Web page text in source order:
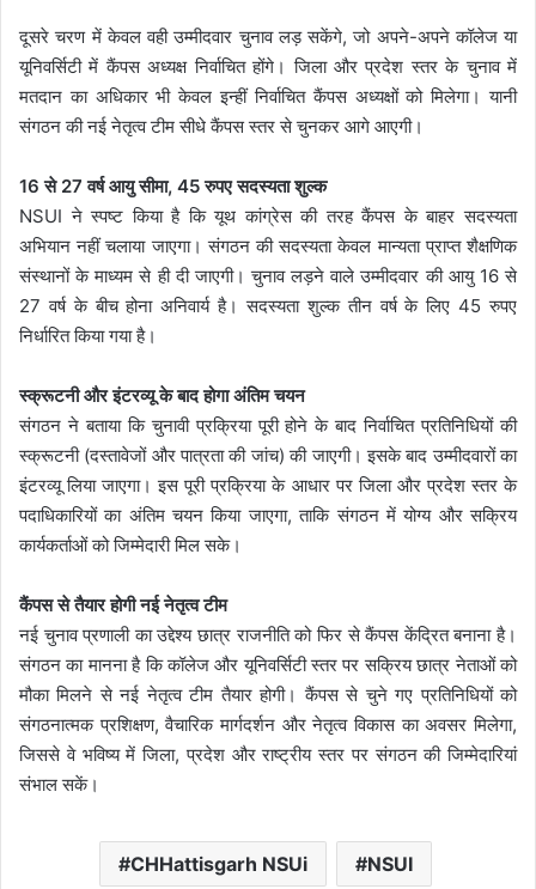
दूसरे चरण में केवल वही उम्मीदवार चुनाव लड़ सकेंगे, जो अपने-अपने कॉलेज या
यूनिवर्सिटी में कैंपस अध्यक्ष निर्वाचित होंगे। जिला और प्रदेश स्तर के चुनाव में
मतदान का अधिकार भी केवल इन्हीं निर्वाचित कैंपस अध्यक्षों को मिलेगा। यानी
संगठन की नई नेतृत्व टीम सीधे कैंपस स्तर से चुनकर आगे आएगी।
16 से 27 वर्ष आयु सीमा, 45 रुपए सदस्यता शुल्क
NSUI ने स्पष्ट किया है कि यूथ कांग्रेस की तरह कैंपस के बाहर सदस्यता
अभियान नहीं चलाया जाएगा। संगठन की सदस्यता केवल मान्यता प्राप्त शैक्षणिक
संस्थानों के माध्यम से ही दी जाएगी। चुनाव लड़ने वाले उम्मीदवार की आयु 16 से
27 वर्ष के बीच होना अनिवार्य है। सदस्यता शुल्क तीन वर्ष के लिए 45 रुपए
निर्धारित किया गया है।
स्क्रूटनी और इंटरव्यू के बाद होगा अंतिम चयन
संगठन ने बताया कि चुनावी प्रक्रिया पूरी होने के बाद निर्वाचित प्रतिनिधियों की
स्क्रूटनी (दस्तावेजों और पात्रता की जांच) की जाएगी। इसके बाद उम्मीदवारों का
इंटरव्यू लिया जाएगा। इस पूरी प्रक्रिया के आधार पर जिला और प्रदेश स्तर के
पदाधिकारियों का अंतिम चयन किया जाएगा, ताकि संगठन में योग्य और सक्रिय
कार्यकर्ताओं को जिम्मेदारी मिल सके।
कैंपस से तैयार होगी नई नेतृत्व टीम
नई चुनाव प्रणाली का उद्देश्य छात्र राजनीति को फिर से कैंपस केंद्रित बनाना है।
संगठन का मानना है कि कॉलेज और यूनिवर्सिटी स्तर पर सक्रिय छात्र नेताओं को
मौका मिलने से नई नेतृत्व टीम तैयार होगी। कैंपस से चुने गए प्रतिनिधियों को
संगठनात्मक प्रशिक्षण, वैचारिक मार्गदर्शन और नेतृत्व विकास का अवसर मिलेगा,
जिससे वे भविष्य में जिला, प्रदेश और राष्ट्रीय स्तर पर संगठन की जिम्मेदारियां
संभाल सकें।
CHHattisgarh NSUi NSUI